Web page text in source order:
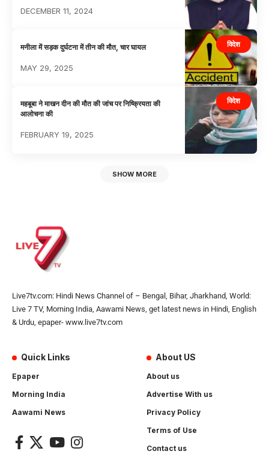
DECEMBER 11, 2024
विदेश
मनीला में सड़क दुर्घटना में तीन की मौत, चार घायल
MAY 29, 2025
विदेश
महबूबा ने माखन दीन की मौत की जांच पर निष्क्रियता की
आलोचना की
FEBRUARY 19, 2025
SHOW MORE
Live7tv.com: Hindi News Channel of – Bengal, Bihar, Jharkhand, World:
Live 7 TV, Morning India, Aawami News, get latest news in Hindi, English
& Urdu, epaper- www.live7tv.com
Quick Links
Epaper
Morning India
Aawami News
About US
About us
Advertise With us
Privacy Policy
Terms of Use
Contact us